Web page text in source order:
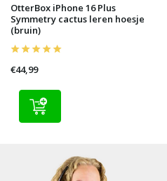
OtterBox iPhone 16 Plus
Symmetry cactus leren hoesje
(bruin)
€44,99